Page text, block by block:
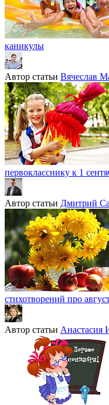
каникулы
Автор статьи Вячеслав
первокласснику к 1
Автор статьи Дмитрий
стихотворений про
Автор статьи Анастасия